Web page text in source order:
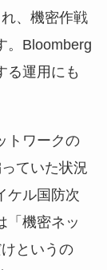
、機密作戦
。Bloomberg
る運用にも
トワークの
ていた状況
ケル国防次
「機密ネッ
というの